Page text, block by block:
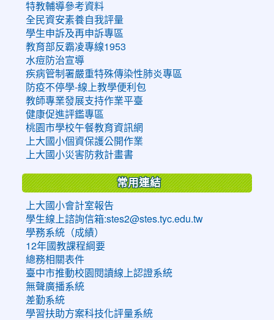
特教輔導參考資料
全民資安素養自我評量
學生申訴及再申訴專區
教育部反霸凌專線1953
水痘防治宣導
疾病管制署嚴重特殊傳染性肺炎專區
防疫不停學-線上教學便利包
教師專業發展支持作業平臺
健康促進評鑑專區
桃園市學校午餐教育資訊網
上大國小個資保護公開作業
上大國小災害防救計畫書
常用連結
上大國小會計室報告
學生線上諮詢信箱:stes2@stes.tyc.edu.tw
學務系統（成績）
12年國教課程綱要
總務相關表件
臺中市推動校園閱讀線上認證系統
無聲廣播系統
差勤系統
學習扶助方案科技化評量系統